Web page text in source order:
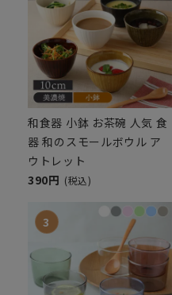
和食器 小鉢 お茶碗 人気 食
器 和のスモールボウル ア
ウトレット
390円 (税込)